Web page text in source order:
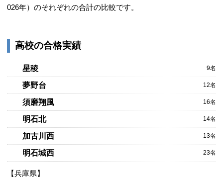
026年）のそれぞれの合計の比較です。
高校の合格実績
星稜 9名
夢野台 12名
須磨翔風 16名
明石北 14名
加古川西 13名
明石城西 23名
【兵庫県】